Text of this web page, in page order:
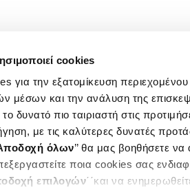
cookies
για την εξατομίκευση
μέσων και την ανάλυση της
δυνατό πιο ταιριαστή στις
με τις καλύτερες δυνατές
όλων’’ θα μας βοηθήσετε
ποια cookies σας
επιλογών΄΄και να